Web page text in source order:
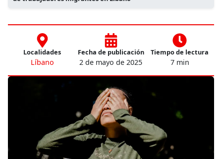
Localidades
Líbano
Fecha de publicación
2 de mayo de 2025
Tiempo de lectura
7 min